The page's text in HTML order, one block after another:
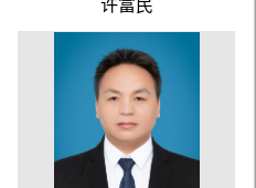
许富民